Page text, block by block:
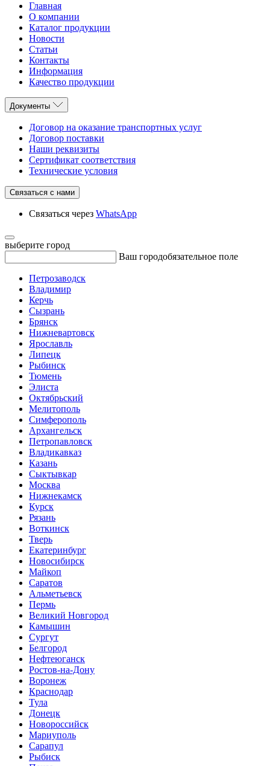
Главная
О компании
Каталог продукции
Новости
Статьи
Контакты
Информация
Качество продукции
Документы
Договор на оказание транспортных услуг
Договор поставки
Наши реквизиты
Сертификат соответствия
Технические условия
Связаться с нами
Связаться через WhatsApp
выберите город
Ваш городобязательное поле
Петрозаводск
Владимир
Керчь
Сызрань
Брянск
Нижневартовск
Ярославль
Липецк
Рыбинск
Тюмень
Элиста
Октябрьский
Мелитополь
Симферополь
Архангельск
Петропавловск
Владикавказ
Казань
Сыктывкар
Москва
Нижнекамск
Курск
Рязань
Воткинск
Тверь
Екатеринбург
Новосибирск
Майкоп
Саратов
Альметьевск
Пермь
Великий Новгород
Камышин
Сургут
Белгород
Нефтеюганск
Ростов-на-Дону
Воронеж
Краснодар
Тула
Донецк
Новороссийск
Мариуполь
Сарапул
Рыбиск